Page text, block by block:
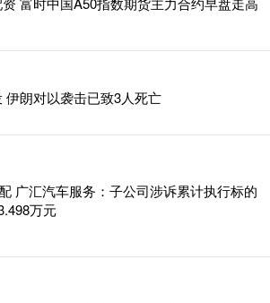
伊朗对以袭击已致3人死亡
广汇汽车服务：子公司涉诉累计执行标的
万元